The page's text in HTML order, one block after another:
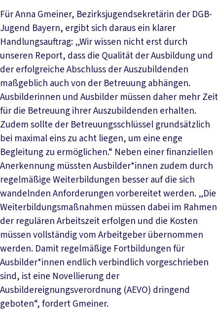
Für Anna Gmeiner, Bezirksjugendsekretärin der DGB-
Jugend Bayern, ergibt sich daraus ein klarer
Handlungsauftrag: „Wir wissen nicht erst durch
unseren Report, dass die Qualität der Ausbildung und
der erfolgreiche Abschluss der Auszubildenden
maßgeblich auch von der Betreuung abhängen.
Ausbilderinnen und Ausbilder müssen daher mehr Zeit
für die Betreuung ihrer Auszubildenden erhalten.
Zudem sollte der Betreuungsschlüssel grundsätzlich
bei maximal eins zu acht liegen, um eine enge
Begleitung zu ermöglichen.“ Neben einer finanziellen
Anerkennung müssten Ausbilder*innen zudem durch
regelmäßige Weiterbildungen besser auf die sich
wandelnden Anforderungen vorbereitet werden. „Die
Weiterbildungsmaßnahmen müssen dabei im Rahmen
der regulären Arbeitszeit erfolgen und die Kosten
müssen vollständig vom Arbeitgeber übernommen
werden. Damit regelmäßige Fortbildungen für
Ausbilder*innen endlich verbindlich vorgeschrieben
sind, ist eine Novellierung der
Ausbildereignungsverordnung (AEVO) dringend
geboten“, fordert Gmeiner.